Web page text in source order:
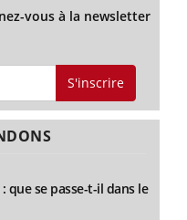
vous à la newsletter
S'inscrire
que se passe-t-il dans le